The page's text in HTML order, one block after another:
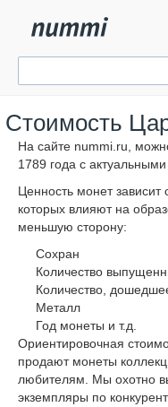
Стоимость
На сайте nummi.ru,
1789 года с
Ценность монет
которых влияют на
меньшую сторону:
Сохран
Количество
Количество,
Металл
Год монеты и т.д.
Ориентировочная
продают монеты
любителям. Мы охотно
экземпляры по